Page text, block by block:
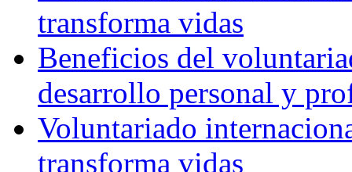
transforma vidas
Beneficios del
desarrollo personal y
Voluntariado
transforma vidas